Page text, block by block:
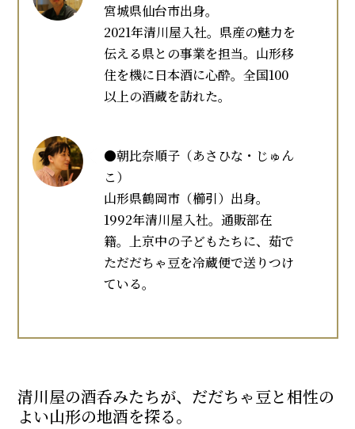
宮城県仙台市出身。
2021年清川屋入社。県産の魅力を
伝える県との事業を担当。山形移
住を機に日本酒に心酔。全国100
以上の酒蔵を訪れた。
●朝比奈順子（あさひな・じゅん
こ）
山形県鶴岡市（櫛引）出身。
1992年清川屋入社。通販部在
籍。上京中の子どもたちに、茹で
ただだちゃ豆を冷蔵便で送りつけ
ている。
清川屋の酒呑みたちが、だだちゃ豆と相性の
よい山形の地酒を探る。